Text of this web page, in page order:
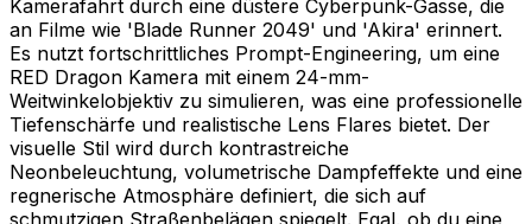
Kamerafahrt durch eine düstere Cyberpunk-Gasse, die
an Filme wie 'Blade Runner 2049' und 'Akira' erinnert.
Es nutzt fortschrittliches Prompt-Engineering, um eine
RED Dragon Kamera mit einem 24-mm-
Weitwinkelobjektiv zu simulieren, was eine professionelle
Tiefenschärfe und realistische Lens Flares bietet. Der
visuelle Stil wird durch kontrastreiche
Neonbeleuchtung, volumetrische Dampfeffekte und eine
regnerische Atmosphäre definiert, die sich auf